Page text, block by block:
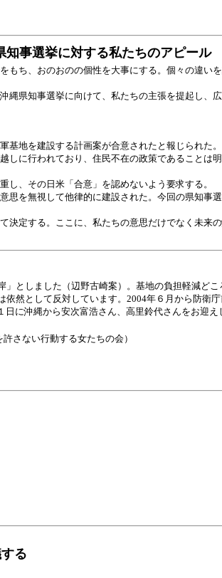
知事選挙に対する私たちのアピール
ち、おのおのの個性を大事にする。個々の違い
県知事選挙に向けて、私たちの主張を提起し、広
地を建設する計画案が合意されたと報じられた。
に行われており、住民不在の政策であることは
、その日米「合意」を認めないよう要求する。
を無視して他律的に建設された。今回の県知事
定する。ここに、私たちの意思だけでなく未来
としました（辺野古崎案）。基地の負担軽減ど
然として反対しています。2004年６月から防衛
に沖縄から安次富浩さん、高里鈴代さんをお迎
許さない行動する女たちの会）
る